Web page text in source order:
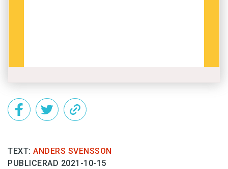
TEXT: ANDERS SVENSSON
PUBLICERAD 2021-10-15